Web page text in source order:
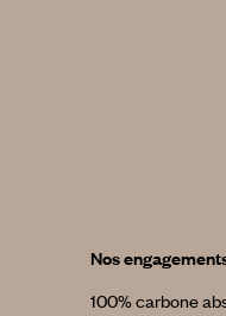
Nos
100% carbone